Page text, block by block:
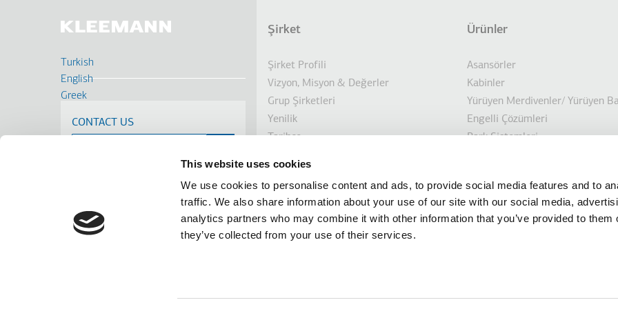
This website uses cookies
We use cookies to personalise content and ads, to provide social media features and to
traffic. We also share information about your use of our site with our social media,
analytics partners who may combine it with other information that you’ve provided to them
they’ve collected from your use of their services.
Turkish
English
Greek
Français
CONTACT US
LinkedinFacebookYoutubeInstagram
terms of use cookie policy
Dipnot
Şirket
Şirket Profili
Vizyon, Misyon & Değerler
Grup Şirketleri
Yenilik
Tarihçe
Ödüller
Haberler
Ürünler
Asansörler
Kabinler
Yürüyen Merdivenler/ Yürüyen
Engelli Çözümleri
Park Sistemleri
Modernizasyon çözümleri
Bu web sitesinin bilgileri, GEMI No. 014486435000 ve Vergi numarası 094124623